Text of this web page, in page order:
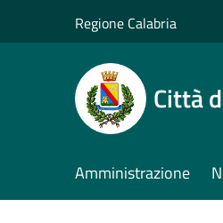
Regione Calabria
Città
Amministrazione